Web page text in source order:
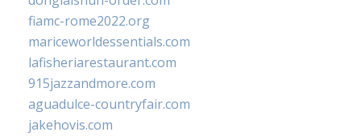
fiamc-rome2022.org
mariceworldessentials.com
lafisheriarestaurant.com
915jazzandmore.com
aguadulce-countryfair.com
jakehovis.com